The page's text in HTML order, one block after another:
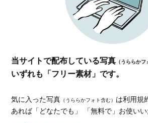
当サイトで配布している写真 （うららかフ
いずれも「フリー素材」です。
気に入った写真 （うららかフォト含む） は利用規
あれば「どなたでも」 「無料で」お使いい